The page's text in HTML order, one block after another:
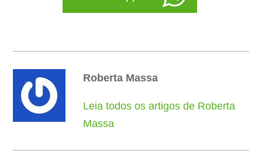
Roberta Massa
Leia todos os artigos de Roberta
Massa